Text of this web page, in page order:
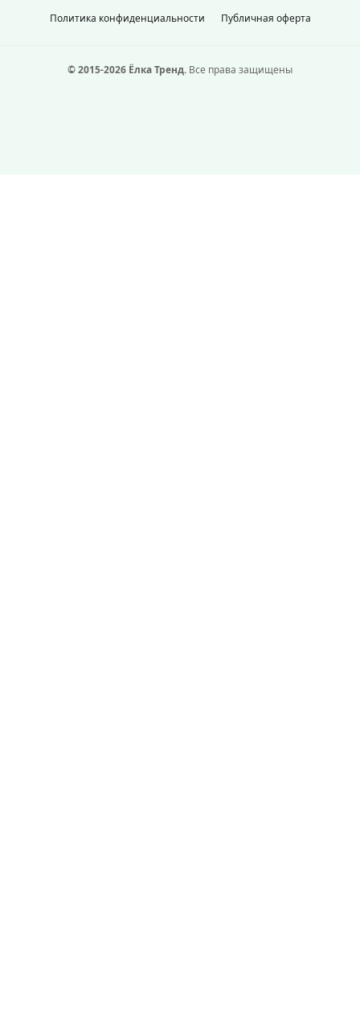
Политика конфиденциальности Публичная оферта
© 2015-2026 Ёлка Тренд. Все права защищены